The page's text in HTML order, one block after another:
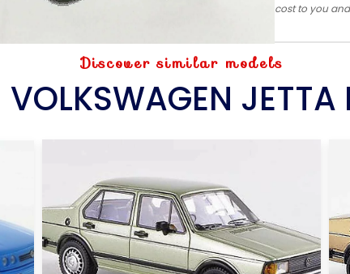
cost to you
Discover similar models
VOLKSWAGEN JETTA I